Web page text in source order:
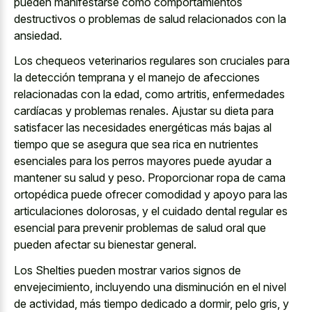
destructivos o problemas de salud relacionados con la
ansiedad.
Los chequeos veterinarios regulares son cruciales para
la detección temprana y el manejo de afecciones
relacionadas con la edad, como artritis, enfermedades
cardíacas y problemas renales. Ajustar su dieta para
satisfacer las necesidades energéticas más bajas al
tiempo que se asegura que sea rica en nutrientes
esenciales para los perros mayores puede ayudar a
mantener su salud y peso. Proporcionar ropa de cama
ortopédica puede ofrecer comodidad y apoyo para las
articulaciones dolorosas, y el cuidado dental regular es
esencial para prevenir problemas de salud oral que
pueden afectar su bienestar general.
Los Shelties pueden mostrar varios signos de
envejecimiento, incluyendo una disminución en el nivel
de actividad, más tiempo dedicado a dormir, pelo gris, y